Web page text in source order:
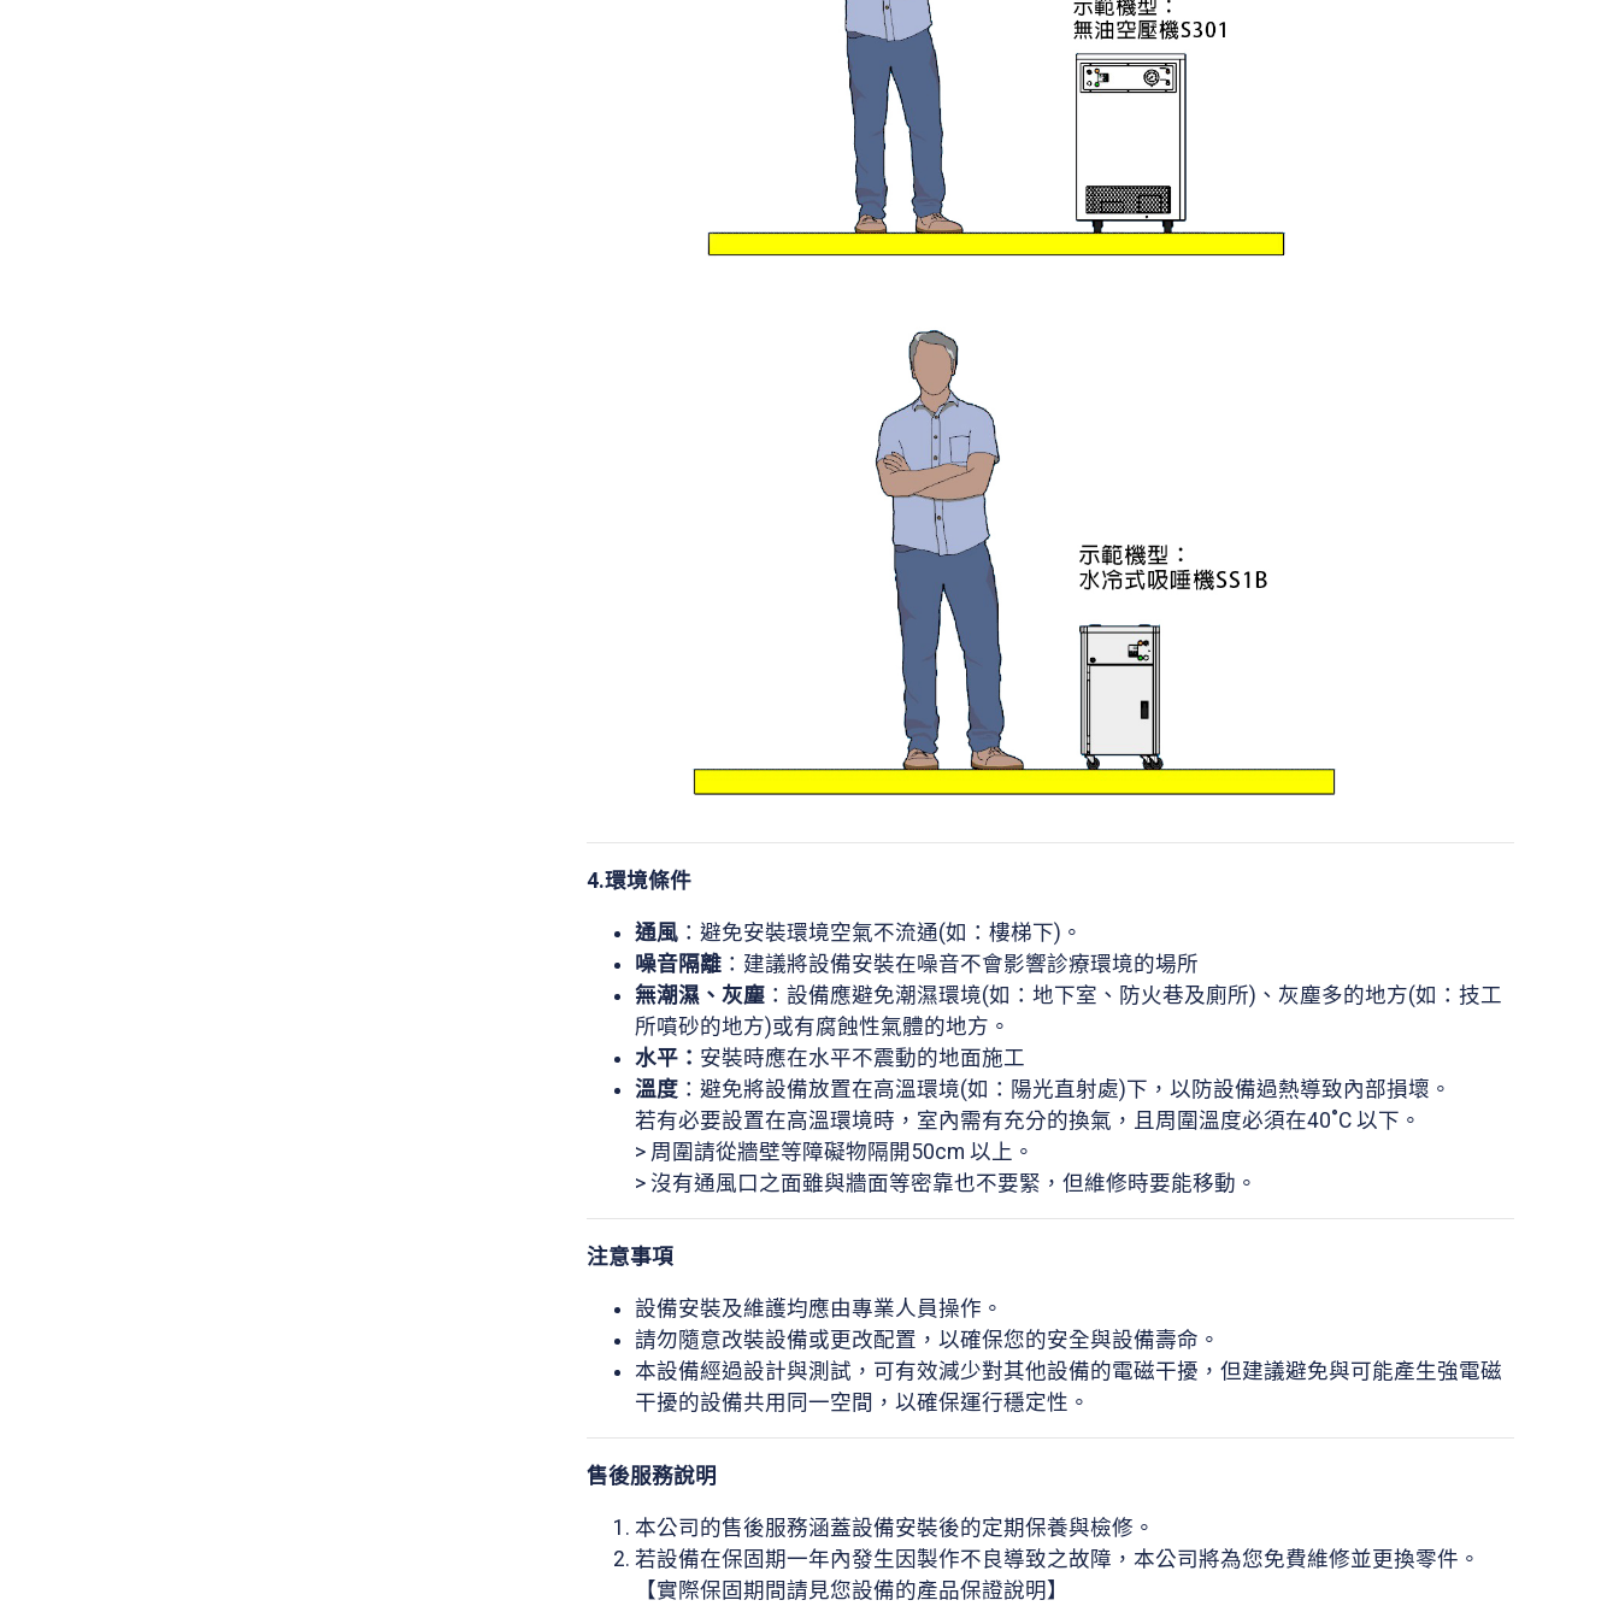
4.環境條件
通風 ：避免安裝環境空氣不流通(如：樓梯下)。
噪音隔離 ：建議將設備安裝在噪音不會影響診療環境的場所
無潮濕、灰塵 ：設備應避免潮濕環境(如：地下室、防火巷及廁所)、灰塵多的地方(如：技工
所噴砂的地方)或有腐蝕性氣體的地方。
水平： 安裝時應在水平不震動的地面施工
溫度 ：避免將設備放置在高溫環境(如：陽光直射處)下，以防設備過熱導致內部損壞。
若有必要設置在高溫環境時，室內需有充分的換氣，且周圍溫度必須在40˚C 以下。
> 周圍請從牆壁等障礙物隔開50cm 以上。
> 沒有通風口之面雖與牆面等密靠也不要緊，但維修時要能移動。
注意事項
設備安裝及維護均應由專業人員操作。
請勿隨意改裝設備或更改配置，以確保您的安全與設備壽命。
本設備經過設計與測試，可有效減少對其他設備的電磁干擾，但建議避免與可能產生強電磁
干擾的設備共用同一空間，以確保運行穩定性。
售後服務說明
本公司的售後服務涵蓋設備安裝後的定期保養與檢修。
若設備在保固期一年內發生因製作不良導致之故障，本公司將為您免費維修並更換零件。
【實際保固期間請見您設備的產品保證說明】